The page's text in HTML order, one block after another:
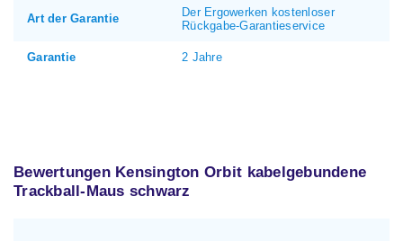
Art der Garantie
Der Ergowerken kostenloser
Rückgabe-Garantieservice
Garantie 2 Jahre
Bewertungen Kensington Orbit kabelgebundene
Trackball-Maus schwarz